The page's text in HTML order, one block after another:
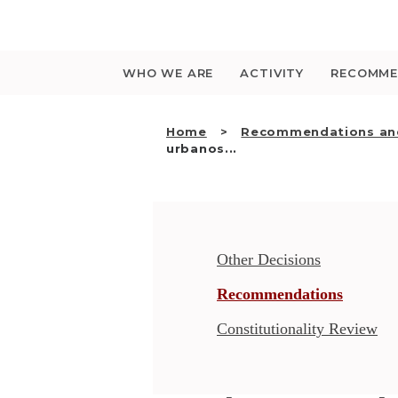
WHO WE ARE ACTIVITY
Home Recommendations
urbanos...
Other Decisions
Recommendations
Constitutionality Review